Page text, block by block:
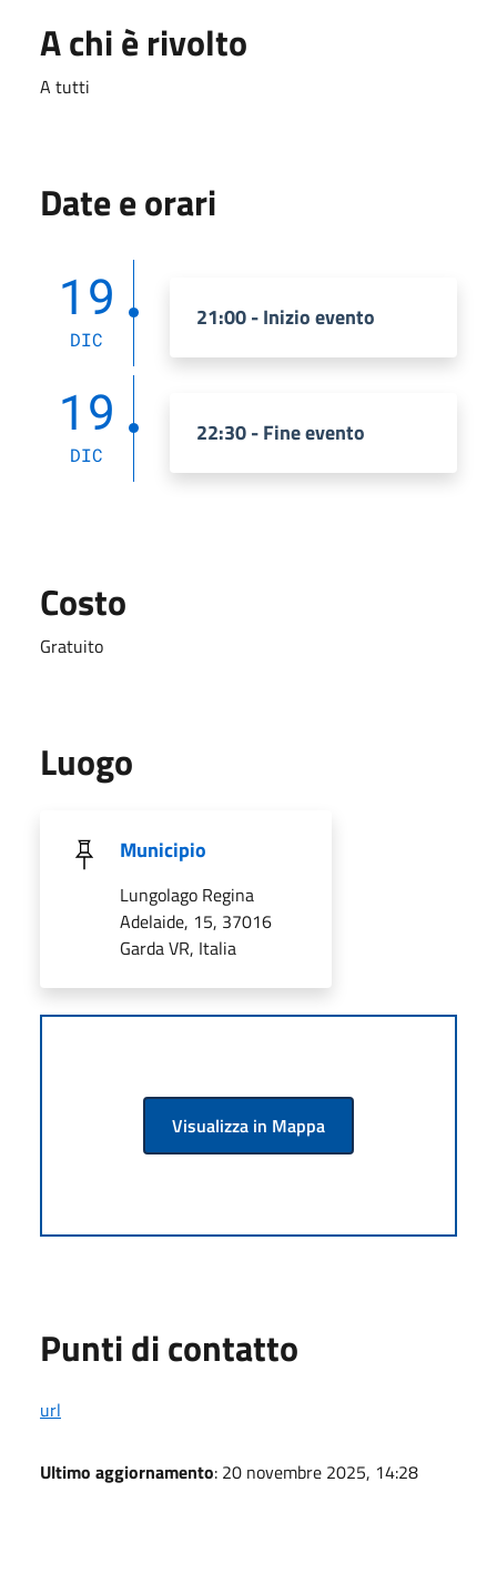
A chi è rivolto
A tutti
Date e orari
19
DIC
21:00 - Inizio evento
19
DIC
22:30 - Fine evento
Costo
Gratuito
Luogo
Municipio
Lungolago Regina
Adelaide, 15, 37016
Garda VR, Italia
Visualizza in Mappa
Punti di contatto
url
Ultimo aggiornamento: 20 novembre 2025, 14:28